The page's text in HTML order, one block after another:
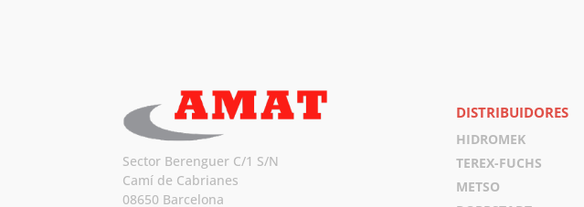
Sector Berenguer C/1 S/N
Camí de Cabrianes
08650 Barcelona
DISTRIBUIDORES
HIDROMEK
TEREX-FUCHS
METSO